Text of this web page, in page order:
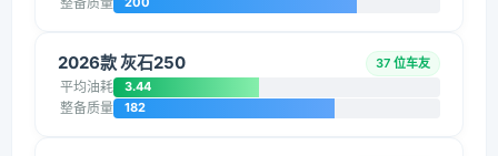
2026款 灰石250 37 位车友
平均油耗 3.44
整备质量 182